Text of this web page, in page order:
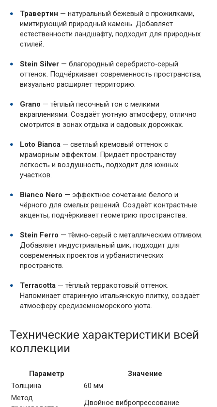
Травертин — натуральный бежевый с прожилками,
имитирующий природный камень. Добавляет
естественности ландшафту, подходит для природных
стилей.
Stein Silver — благородный серебристо‑серый
оттенок. Подчёркивает современность пространства,
визуально расширяет территорию.
Grano — тёплый песочный тон с мелкими
вкраплениями. Создаёт уютную атмосферу, отлично
смотрится в зонах отдыха и садовых дорожках.
Loto Bianca — светлый кремовый оттенок с
мраморным эффектом. Придаёт пространству
лёгкость и воздушность, подходит для южных
участков.
Bianco Nero — эффектное сочетание белого и
чёрного для смелых решений. Создаёт контрастные
акценты, подчёркивает геометрию пространства.
Stein Ferro — тёмно‑серый с металлическим отливом.
Добавляет индустриальный шик, подходит для
современных проектов и урбанистических
пространств.
Terracotta — тёплый терракотовый оттенок.
Напоминает старинную итальянскую плитку, создаёт
атмосферу средиземноморского уюта.
Технические характеристики всей
коллекции
Параметр
Значение
Толщина
60 мм
Метод
Двойное вибропрессование